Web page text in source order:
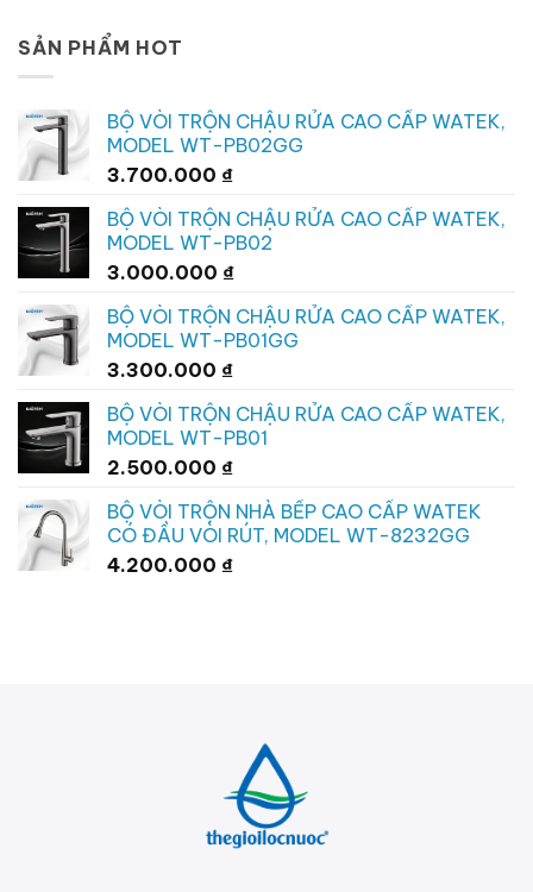
SẢN PHẨM HOT
BỘ VÒI TRỘN CHẬU RỬA CAO CẤP WATEK,
MODEL WT-PB02GG
3.700.000 ₫
BỘ VÒI TRỘN CHẬU RỬA CAO CẤP WATEK,
MODEL WT-PB02
3.000.000 ₫
BỘ VÒI TRỘN CHẬU RỬA CAO CẤP WATEK,
MODEL WT-PB01GG
3.300.000 ₫
BỘ VÒI TRỘN CHẬU RỬA CAO CẤP WATEK,
MODEL WT-PB01
2.500.000 ₫
BỘ VÒI TRỘN NHÀ BẾP CAO CẤP WATEK
CÓ ĐẦU VÒI RÚT, MODEL WT-8232GG
4.200.000 ₫